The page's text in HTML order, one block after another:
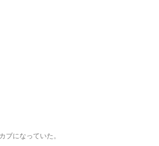
ブになっていた。
か